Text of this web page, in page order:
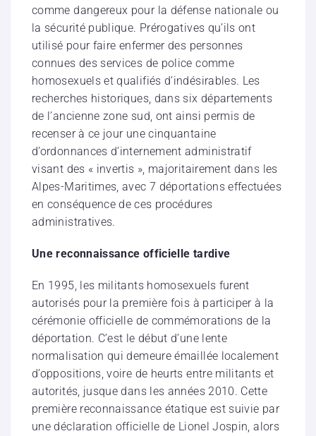
comme dangereux pour la défense nationale ou
la sécurité publique. Prérogatives qu’ils ont
utilisé pour faire enfermer des personnes
connues des services de police comme
homosexuels et qualifiés d’indésirables. Les
recherches historiques, dans six départements
de l’ancienne zone sud, ont ainsi permis de
recenser à ce jour une cinquantaine
d’ordonnances d’internement administratif
visant des « invertis », majoritairement dans les
Alpes-Maritimes, avec 7 déportations effectuées
en conséquence de ces procédures
administratives.
Une reconnaissance officielle tardive
En 1995, les militants homosexuels furent
autorisés pour la première fois à participer à la
cérémonie officielle de commémorations de la
déportation. C’est le début d’une lente
normalisation qui demeure émaillée localement
d’oppositions, voire de heurts entre militants et
autorités, jusque dans les années 2010. Cette
première reconnaissance étatique est suivie par
une déclaration officielle de Lionel Jospin, alors